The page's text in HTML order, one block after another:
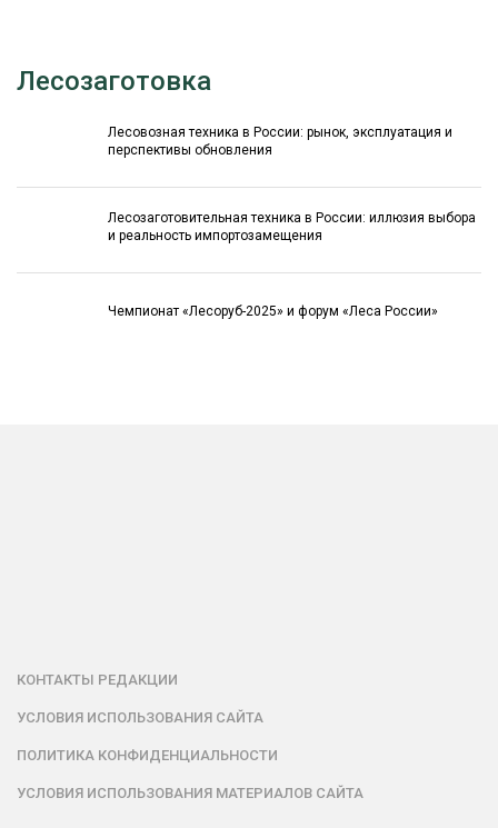
Лесозаготовка
Лесовозная техника в России: рынок, эксплуатация и
перспективы обновления
Лесозаготовительная техника в России: иллюзия выбора
и реальность импортозамещения
Чемпионат «Лесоруб-2025» и форум «Леса России»
КОНТАКТЫ РЕДАКЦИИ
УСЛОВИЯ ИСПОЛЬЗОВАНИЯ САЙТА
ПОЛИТИКА КОНФИДЕНЦИАЛЬНОСТИ
УСЛОВИЯ ИСПОЛЬЗОВАНИЯ МАТЕРИАЛОВ САЙТА